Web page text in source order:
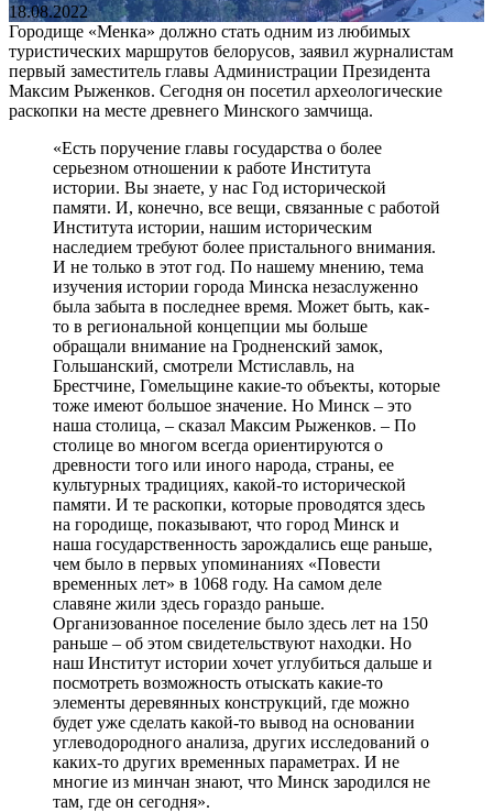
18.08.2022
Городище «Менка» должно стать одним из любимых
туристических маршрутов белорусов, заявил журналистам
первый заместитель главы Администрации Президента
Максим Рыженков. Сегодня он посетил археологические
раскопки на месте древнего Минского замчища.
«Есть поручение главы государства о более
серьезном отношении к работе Института
истории. Вы знаете, у нас Год исторической
памяти. И, конечно, все вещи, связанные с работой
Института истории, нашим историческим
наследием требуют более пристального внимания.
И не только в этот год. По нашему мнению, тема
изучения истории города Минска незаслуженно
была забыта в последнее время. Может быть, как-
то в региональной концепции мы больше
обращали внимание на Гродненский замок,
Гольшанский, смотрели Мстиславль, на
Брестчине, Гомельщине какие-то объекты, которые
тоже имеют большое значение. Но Минск – это
наша столица, – сказал Максим Рыженков. – По
столице во многом всегда ориентируются о
древности того или иного народа, страны, ее
культурных традициях, какой-то исторической
памяти. И те раскопки, которые проводятся здесь
на городище, показывают, что город Минск и
наша государственность зарождались еще раньше,
чем было в первых упоминаниях «Повести
временных лет» в 1068 году. На самом деле
славяне жили здесь гораздо раньше.
Организованное поселение было здесь лет на 150
раньше – об этом свидетельствуют находки. Но
наш Институт истории хочет углубиться дальше и
посмотреть возможность отыскать какие-то
элементы деревянных конструкций, где можно
будет уже сделать какой-то вывод на основании
углеводородного анализа, других исследований о
каких-то других временных параметрах. И не
многие из минчан знают, что Минск зародился не
там, где он сегодня».